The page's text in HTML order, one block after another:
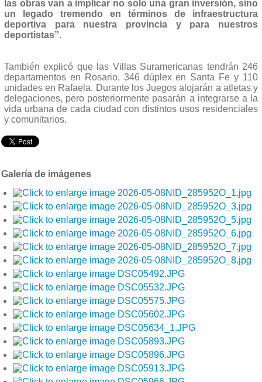
las obras van a implicar no solo una gran inversión, sino
un legado tremendo en términos de infraestructura
deportiva para nuestra provincia y para nuestros
deportistas”.
También explicó que las Villas Suramericanas tendrán 246
departamentos en Rosario, 346 dúplex en Santa Fe y 110
unidades en Rafaela. Durante los Juegos alojarán a atletas y
delegaciones, pero posteriormente pasarán a integrarse a la
vida urbana de cada ciudad con distintos usos residenciales
y comunitarios.
Galería de imágenes